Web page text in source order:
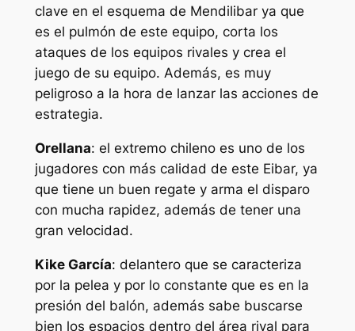
clave en el esquema de Mendilibar ya que
es el pulmón de este equipo, corta los
ataques de los equipos rivales y crea el
juego de su equipo. Además, es muy
peligroso a la hora de lanzar las acciones de
estrategia.
Orellana: el extremo chileno es uno de los
jugadores con más calidad de este Eibar, ya
que tiene un buen regate y arma el disparo
con mucha rapidez, además de tener una
gran velocidad.
Kike García: delantero que se caracteriza
por la pelea y por lo constante que es en la
presión del balón, además sabe buscarse
bien los espacios dentro del área rival para